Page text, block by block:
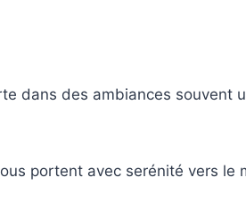
dans des ambiances souvent
portent avec serénité vers